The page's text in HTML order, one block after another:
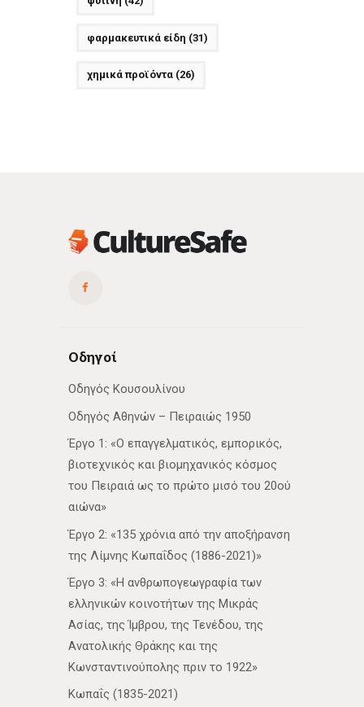
φαρμακευτικά είδη (31)
χημικά προϊόντα(26)
Οδηγοί
Οδηγός Κουσουλίνου
Οδηγός Αθηνών – Πειραιώς 1950
Έργο 1: «Ο επαγγελματικός, εμπορικός,
βιοτεχνικός και βιομηχανικός κόσμος
του Πειραιά ως το πρώτο μισό του 20ού
αιώνα»
Έργο 2: «135 χρόνια από την αποξήρανση
της Λίμνης Κωπαΐδος (1886-2021)»
Έργο 3: «Η ανθρωπογεωγραφία των
ελληνικών κοινοτήτων της Μικράς
Ασίας, της Ίμβρου, της Τενέδου, της
Ανατολικής Θράκης και της
Κωνσταντινούπολης πριν το 1922»
Κωπαΐς (1835-2021)